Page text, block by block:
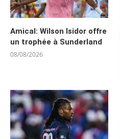
Amical: Wilson Isidor offre
un trophée à Sunderland
08/08/2026